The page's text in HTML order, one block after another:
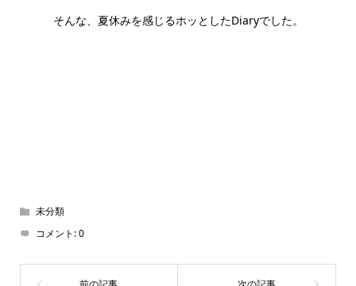
そんな、夏休みを感じるホッとしたDiaryでした。
未分類
コメント:0